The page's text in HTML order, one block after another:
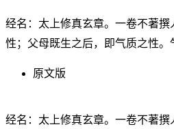
经名：太上修真玄章。一卷不著
性；父母既生之后，即气质之性
原文版
经名：太上修真玄章。一卷不著撰